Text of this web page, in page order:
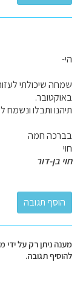
הי-
שמחה שיכולתי
באוקטובר.
תיהנו ותבלו ונשמח
בברכה חמה
חוי
חוי בן-דור
מענה ניתן רק על ידי
להוסיף תגובה.